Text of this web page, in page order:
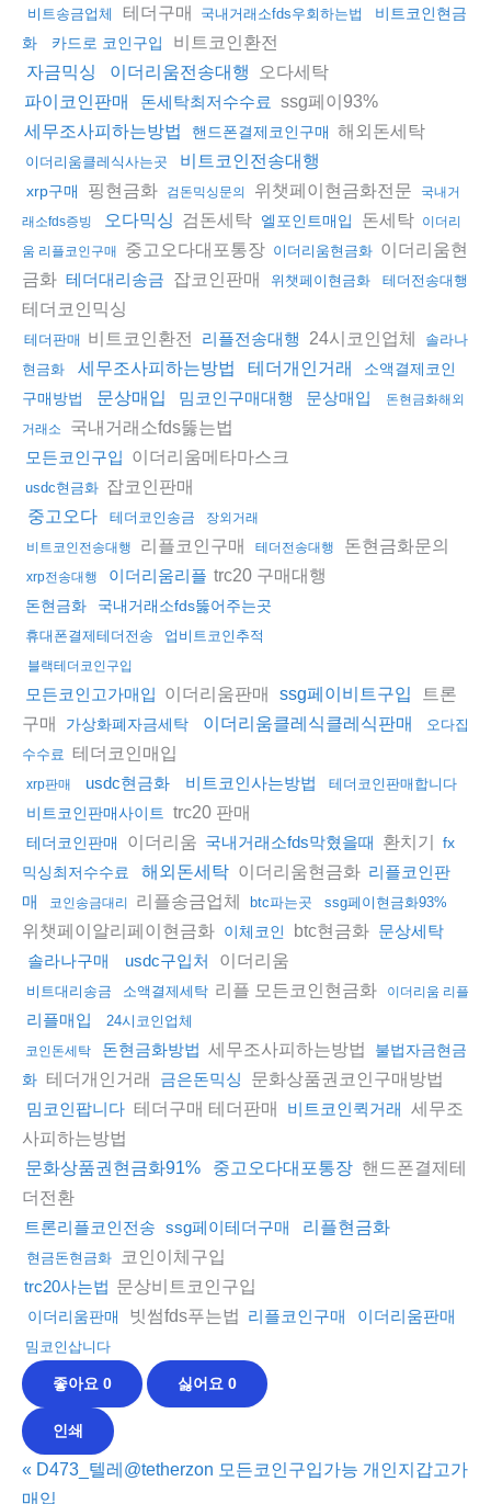
비트송금업체 테더구매 국내거래소fds우회하는법
비트코인현금
화
카드로 코인구입 비트코인환전
자금믹싱 이더리움전송대행 오다세탁
파이코인판매 돈세탁최저수수료 ssg페이93%
세무조사피하는방법 핸드폰결제코인구매 해외돈세탁
이더리움클레식사는곳 비트코인전송대행
xrp구매 핑현금화 검돈믹싱문의 위챗페이현금화전문
국내거
래소fds증빙
오다믹싱 검돈세탁 엘포인트매입 돈세탁 이더리
움 리플코인구매
중고오다대포통장 이더리움현금화 이더리움현
금화 테더대리송금 잡코인판매 위챗페이현금화 테더전송대행
테더코인믹싱
테더판매 비트코인환전 리플전송대행 24시코인업체
솔라나
현금화
세무조사피하는방법 테더개인거래
소액결제코인
구매방법
문상매입 밈코인구매대행 문상매입
돈현금화해외
거래소
국내거래소fds뚫는법
모든코인구입 이더리움메타마스크
usdc현금화 잡코인판매
중고오다 테더코인송금
장외거래
비트코인전송대행
리플코인구매 테더전송대행 돈현금화문의
xrp전송대행 이더리움리플 trc20 구매대행
돈현금화 국내거래소fds뚫어주는곳
휴대폰결제테더전송 업비트코인추적
블랙테더코인구입
모든코인고가매입 이더리움판매 ssg페이비트구입
트론
구매
가상화폐자금세탁 이더리움클레식클레식판매
오다집
수수료 테더코인매입
xrp판매 usdc현금화 비트코인사는방법 테더코인판매합니다
비트코인판매사이트 trc20 판매
테더코인판매 이더리움 국내거래소fds막혔을때 환치기 fx
믹싱최저수수료
해외돈세탁 이더리움현금화 리플코인판
매
코인송금대리 리플송금업체 btc파는곳 ssg페이현금화93%
위챗페이알리페이현금화 이체코인 btc현금화 문상세탁
솔라나구매
usdc구입처 이더리움
비트대리송금 소액결제세탁 리플 모든코인현금화 이더리움 리플
리플매입 24시코인업체
코인돈세탁 돈현금화방법 세무조사피하는방법
불법자금현금
화 테더개인거래 금은돈믹싱 문화상품권코인구매방법
밈코인팝니다 테더구매 테더판매 비트코인퀵거래 세무조
사피하는방법
문화상품권현금화91% 중고오다대포통장 핸드폰결제테
더전환
트론리플코인전송 ssg페이테더구매 리플현금화
현금돈현금화 코인이체구입
trc20사는법 문상비트코인구입
이더리움판매 빗썸fds푸는법 리플코인구매 이더리움판매
밈코인삽니다
좋아요 0 싫어요 0
인쇄
« D473_텔레@tetherzon 모든코인구입가능 개인지갑고가
매입